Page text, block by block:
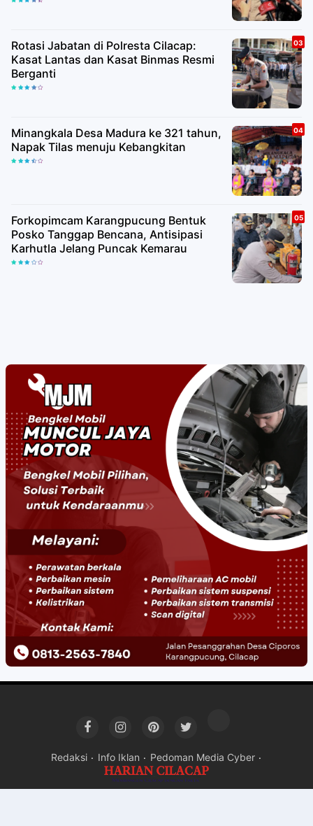
Rotasi Jabatan di Polresta Cilacap:
Kasat Lantas dan Kasat Binmas Resmi
Berganti
Minangkala Desa Madura ke 321 tahun,
Napak Tilas menuju Kebangkitan
Forkopimcam Karangpucung Bentuk
Posko Tanggap Bencana, Antisipasi
Karhutla Jelang Puncak Kemarau
Redaksi Info Iklan Pedoman Media Cyber